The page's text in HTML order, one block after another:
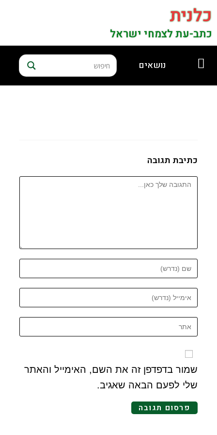
כלנית
כתב-עת לצמחי ישראל
נושאים
כתיבת תגובה
שמור בדפדפן זה את השם, האימייל והאתר
שלי לפעם הבאה שאגיב.